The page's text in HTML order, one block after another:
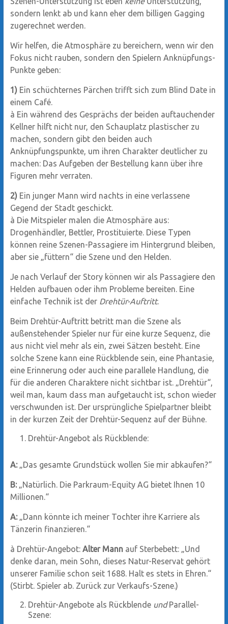
sondern lenkt ab und kann eher dem billigen Gagging
zugerechnet werden.
Wir helfen, die Atmosphäre zu bereichern, wenn wir den
Fokus nicht rauben, sondern den Spielern Anknüpfungs-
Punkte geben:
1)Ein schüchternes Pärchen trifft sich zum Blind Date in
einem Café.
à Ein während des Gesprächs der beiden auftauchender
Kellner hilft nicht nur, den Schauplatz plastischer zu
machen, sondern gibt den beiden auch
Anknüpfungspunkte, um ihren Charakter deutlicher zu
machen: Das Aufgeben der Bestellung kann über ihre
Figuren mehr verraten.
2)Ein junger Mann wird nachts in eine verlassene
Gegend der Stadt geschickt.
à Die Mitspieler malen die Atmosphäre aus:
Drogenhändler, Bettler, Prostituierte. Diese Typen
können reine Szenen-Passagiere im Hintergrund bleiben,
aber sie „füttern“ die Szene und den Helden.
Je nach Verlauf der Story können wir als Passagiere den
Helden aufbauen oder ihm Probleme bereiten. Eine
einfache Technik ist der Drehtür-Auftritt.
Beim Drehtür-Auftritt betritt man die Szene als
außenstehender Spieler nur für eine kurze Sequenz, die
aus nicht viel mehr als ein, zwei Sätzen besteht. Eine
solche Szene kann eine Rückblende sein, eine Phantasie,
eine Erinnerung oder auch eine parallele Handlung, die
für die anderen Charaktere nicht sichtbar ist. „Drehtür“,
weil man, kaum dass man aufgetaucht ist, schon wieder
verschwunden ist. Der ursprüngliche Spielpartner bleibt
in der kurzen Zeit der Drehtür-Sequenz auf der Bühne.
Drehtür-Angebot als Rückblende:
A: „Das gesamte Grundstück wollen Sie mir abkaufen?“
B: „Natürlich. Die Parkraum-Equity AG bietet Ihnen 10
Millionen.“
A: „Dann könnte ich meiner Tochter ihre Karriere als
Tänzerin finanzieren.“
à Drehtür-Angebot: Alter Mannauf Sterbebett: „Und
denke daran, mein Sohn, dieses Natur-Reservat gehört
unserer Familie schon seit 1688. Halt es stets in Ehren.“
(Stirbt. Spieler ab. Zurück zur Verkaufs-Szene.)
Drehtür-Angebote als Rückblende undParallel-
Szene: